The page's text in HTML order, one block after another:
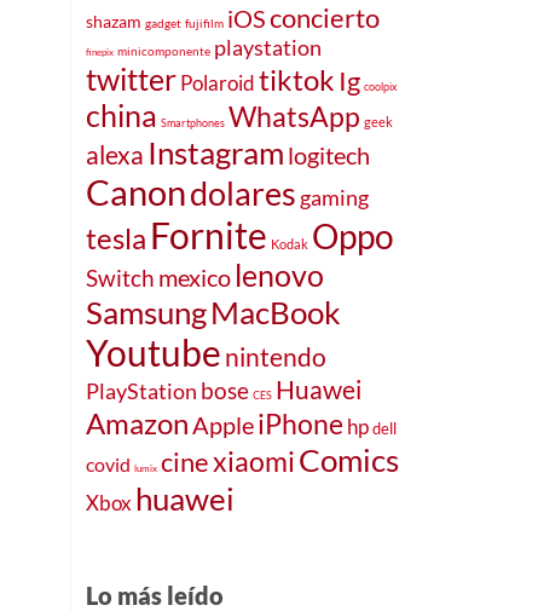
shazam gadget fujifilm iOSconcierto
finepix minicomponente playstation
twitter Polaroid tiktok Ig coolpix
china Smartphones WhatsApp geek
alexa Instagram logitech
Canondolares gaming
tesla Fornite Kodak Oppo
Switch mexico lenovo
SamsungMacBook
Youtube nintendo
PlayStation bose CES Huawei
AmazonAppleiPhone hpdell
covid lumix cinexiaomiComics
Xbox huawei
Lo más leído